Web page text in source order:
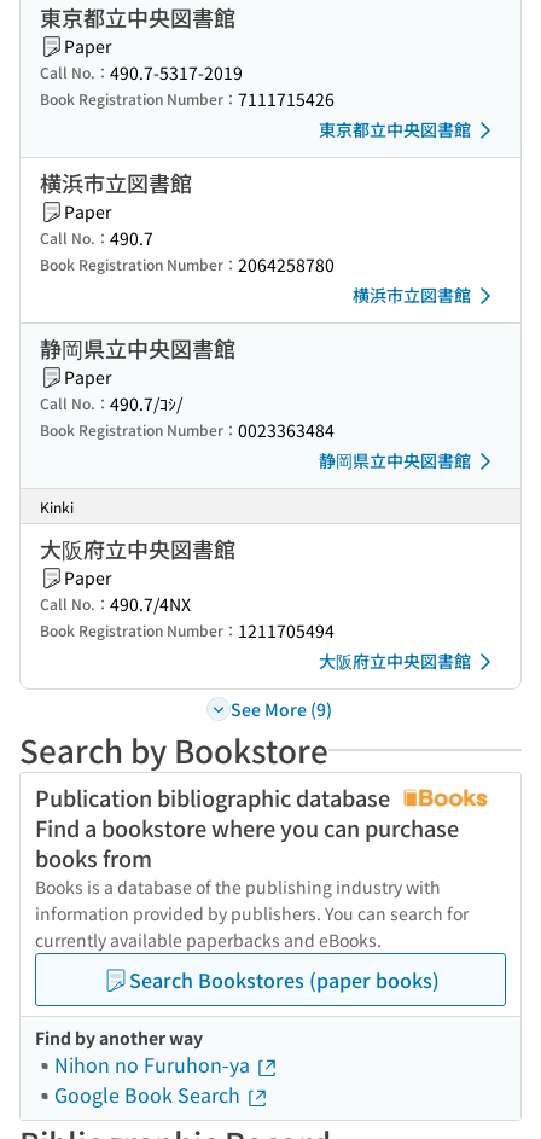
東京都立中央図書館
Paper
Call No.： 490.7-5317-2019
Book Registration Number： 7111715426
東京都立中央図書館
横浜市立図書館
Paper
Call No.： 490.7
Book Registration Number： 2064258780
横浜市立図書館
静岡県立中央図書館
Paper
Call No.： 490.7/ｺｼ/
Book Registration Number： 0023363484
静岡県立中央図書館
Kinki
大阪府立中央図書館
Paper
Call No.： 490.7/4NX
Book Registration Number： 1211705494
大阪府立中央図書館
See More (9)
Search by Bookstore
Publication bibliographic database
Find a bookstore where you can purchase
books from
Books is a database of the publishing industry with
information provided by publishers. You can search for
currently available paperbacks and eBooks.
Search Bookstores (paper books)
Find by another way
Nihon no Furuhon-ya
Google Book Search